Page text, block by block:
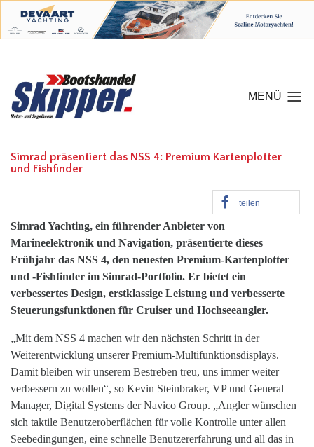
MENÜ
Simrad präsentiert das NSS 4: Premium Kartenplotter
und Fishfinder
teilen
Simrad Yachting, ein führender Anbieter von
Marineelektronik und Navigation, präsentierte dieses
Frühjahr das NSS 4, den neuesten Premium-Kartenplotter
und -Fishfinder im Simrad-Portfolio. Er bietet ein
verbessertes Design, erstklassige Leistung und verbesserte
Steuerungsfunktionen für Cruiser und Hochseeangler.
„Mit dem NSS 4 machen wir den nächsten Schritt in der
Weiterentwicklung unserer Premium-Multifunktionsdisplays.
Damit bleiben wir unserem Bestreben treu, uns immer weiter
verbessern zu wollen“, so Kevin Steinbraker, VP und General
Manager, Digital Systems der Navico Group. „Angler wünschen
sich taktile Benutzeroberflächen für volle Kontrolle unter allen
Seebedingungen, eine schnelle Benutzererfahrung und all das in